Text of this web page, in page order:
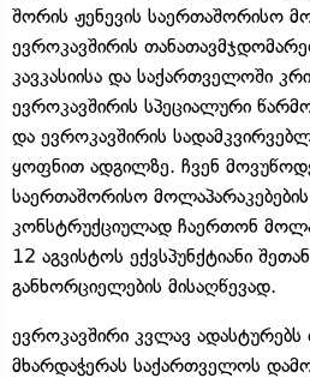
შორის ჟენევის საერთაშორისო
ევროკავშირის
კავკასიისა და საქართველოში
ევროკავშირის სპეციალური
და ევროკავშირის
ყოფნით ადგილზე. ჩვენ
საერთაშორისო
კონსტრუქციულად ჩაერთონ
12 აგვისტოს ექვსპუნქტიანი
განხორციელების მისაღწევად.
ევროკავშირი კვლავ ადასტურებს
მხარდაჭერას საქართველოს